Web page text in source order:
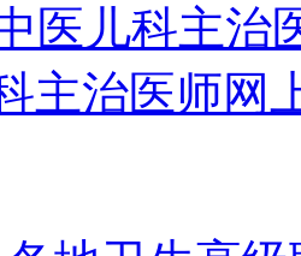
医儿科主治
主治医师网